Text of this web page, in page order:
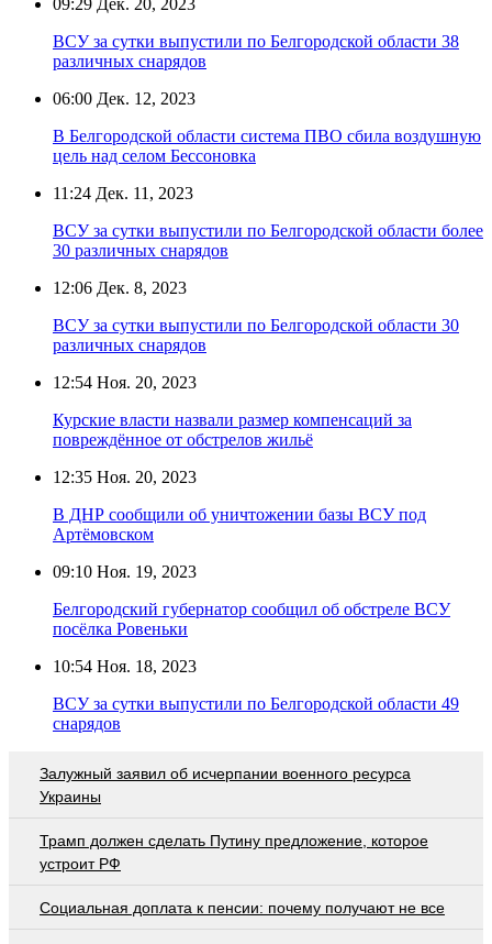
ВСУ за сутки выпустили по Белгородской области 38
различных снарядов
06:00 Дек. 12, 2023
В Белгородской области система ПВО сбила воздушную
цель над селом Бессоновка
11:24 Дек. 11, 2023
ВСУ за сутки выпустили по Белгородской области более
30 различных снарядов
12:06 Дек. 8, 2023
ВСУ за сутки выпустили по Белгородской области 30
различных снарядов
12:54 Ноя. 20, 2023
Курские власти назвали размер компенсаций за
повреждённое от обстрелов жильё
12:35 Ноя. 20, 2023
В ДНР сообщили об уничтожении базы ВСУ под
Артёмовском
09:10 Ноя. 19, 2023
Белгородский губернатор сообщил об обстреле ВСУ
посёлка Ровеньки
10:54 Ноя. 18, 2023
ВСУ за сутки выпустили по Белгородской области 49
снарядов
Залужный заявил об исчерпании военного ресурса
Украины
Трамп должен сделать Путину предложение, которое
устроит РФ
Социальная доплата к пенсии: почему получают не все